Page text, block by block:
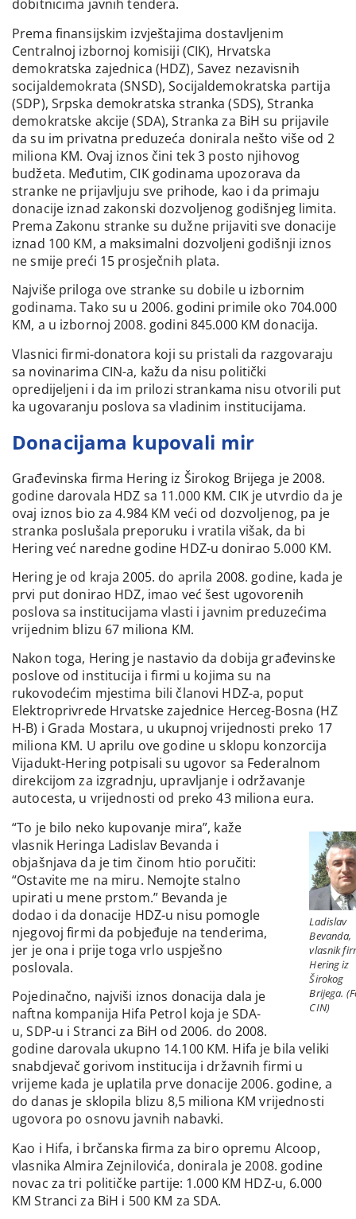
dobitnicima javnih tendera.
Prema finansijskim izvještajima dostavljenim
Centralnoj izbornoj komisiji (CIK), Hrvatska
demokratska zajednica (HDZ), Savez nezavisnih
socijaldemokrata (SNSD), Socijaldemokratska partija
(SDP), Srpska demokratska stranka (SDS), Stranka
demokratske akcije (SDA), Stranka za BiH su prijavile
da su im privatna preduzeća donirala nešto više od 2
miliona KM. Ovaj iznos čini tek 3 posto njihovog
budžeta. Međutim, CIK godinama upozorava da
stranke ne prijavljuju sve prihode, kao i da primaju
donacije iznad zakonski dozvoljenog godišnjeg limita.
Prema Zakonu stranke su dužne prijaviti sve donacije
iznad 100 KM, a maksimalni dozvoljeni godišnji iznos
ne smije preći 15 prosječnih plata.
Najviše priloga ove stranke su dobile u izbornim
godinama. Tako su u 2006. godini primile oko 704.000
KM, a u izbornoj 2008. godini 845.000 KM donacija.
Vlasnici firmi-donatora koji su pristali da razgovaraju
sa novinarima CIN-a, kažu da nisu politički
opredijeljeni i da im prilozi strankama nisu otvorili put
ka ugovaranju poslova sa vladinim institucijama.
Donacijama kupovali mir
Građevinska firma Hering iz Širokog Brijega je 2008.
godine darovala HDZ sa 11.000 KM. CIK je utvrdio da je
ovaj iznos bio za 4.984 KM veći od dozvoljenog, pa je
stranka poslušala preporuku i vratila višak, da bi
Hering već naredne godine HDZ-u donirao 5.000 KM.
Hering je od kraja 2005. do aprila 2008. godine, kada je
prvi put donirao HDZ, imao već šest ugovorenih
poslova sa institucijama vlasti i javnim preduzećima
vrijednim blizu 67 miliona KM.
Nakon toga, Hering je nastavio da dobija građevinske
poslove od institucija i firmi u kojima su na
rukovodećim mjestima bili članovi HDZ-a, poput
Elektroprivrede Hrvatske zajednice Herceg-Bosna (HZ
H-B) i Grada Mostara, u ukupnoj vrijednosti preko 17
miliona KM. U aprilu ove godine u sklopu konzorcija
Vijadukt-Hering potpisali su ugovor sa Federalnom
direkcijom za izgradnju, upravljanje i održavanje
autocesta, u vrijednosti od preko 43 miliona eura.
Ladislav
Bevanda,
vlasnik
Hering iz
Širokog
Brijega.
CIN)
“To je bilo neko kupovanje mira”, kaže
vlasnik Heringa Ladislav Bevanda i
objašnjava da je tim činom htio poručiti:
“Ostavite me na miru. Nemojte stalno
upirati u mene prstom.” Bevanda je
dodao i da donacije HDZ-u nisu pomogle
njegovoj firmi da pobjeđuje na tenderima,
jer je ona i prije toga vrlo uspješno
poslovala.
Pojedinačno, najviši iznos donacija dala je
naftna kompanija Hifa Petrol koja je SDA-
u, SDP-u i Stranci za BiH od 2006. do 2008.
godine darovala ukupno 14.100 KM. Hifa je bila veliki
snabdjevač gorivom institucija i državnih firmi u
vrijeme kada je uplatila prve donacije 2006. godine, a
do danas je sklopila blizu 8,5 miliona KM vrijednosti
ugovora po osnovu javnih nabavki.
Kao i Hifa, i brčanska firma za biro opremu Alcoop,
vlasnika Almira Zejnilovića, donirala je 2008. godine
novac za tri političke partije: 1.000 KM HDZ-u, 6.000
KM Stranci za BiH i 500 KM za SDA.